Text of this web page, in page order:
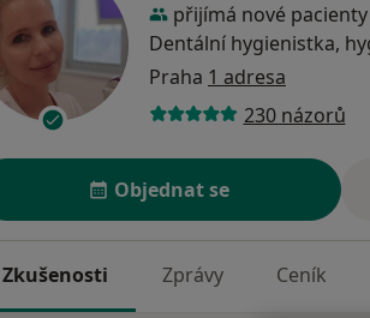
přijímá nové pacienty
Dentální hygienistka,
Praha 1 adresa
230 názorů
Objednat se
Zkušenosti Zprávy Ceník